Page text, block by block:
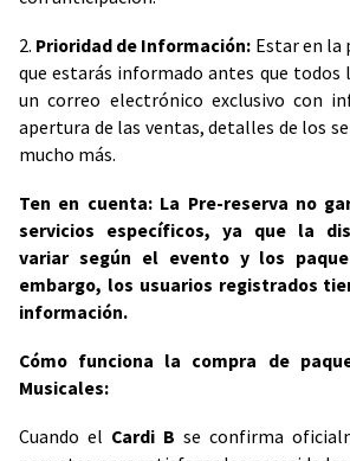
2. Prioridad de Información: Estar en la
que estarás informado antes que todos
un correo electrónico exclusivo con
apertura de las ventas, detalles de los
mucho más.
Ten en cuenta: La Pre-reserva no
servicios específicos, ya que la
variar según el evento y los
embargo, los usuarios registrados
información.
Cómo funciona la compra de
Musicales:
Cuando el Cardi B se confirma